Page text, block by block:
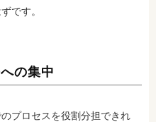
です。
の集中
プロセスを役割分担できれ